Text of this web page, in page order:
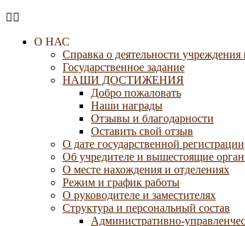
О НАС
Справка о деятельности учреждения
Государственное задание
НАШИ ДОСТИЖЕНИЯ
Добро пожаловать
Наши награды
Отзывы и благодарности
Оставить свой отзыв
О дате государственной регистрации
Об учредителе и вышестоящие
О месте нахождения и отделениях
Режим и график работы
О руководителе и заместителях
Структура и персональный состав
Административно-